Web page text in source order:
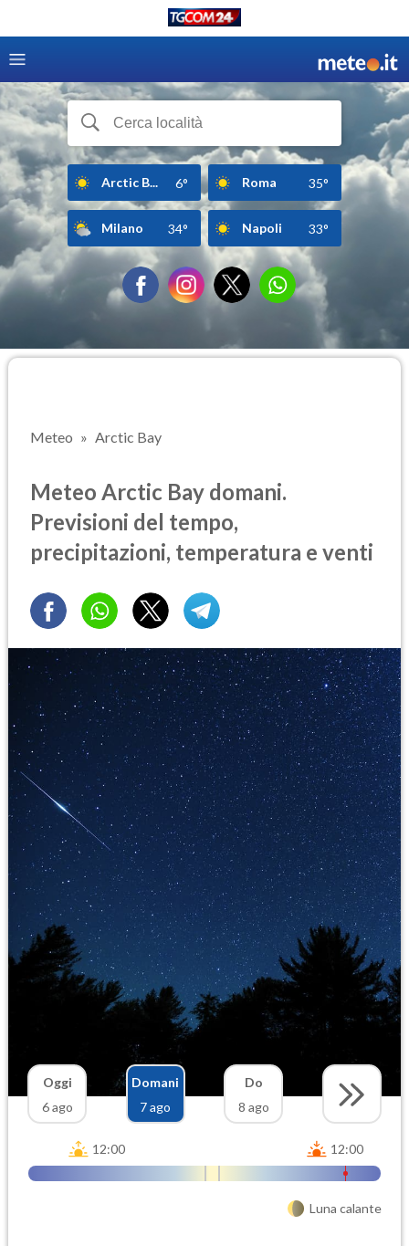
Arctic B... 6° Roma 35°
Milano 34° Napoli 33°
Meteo Arctic Bay
Meteo Arctic Bay domani.
Previsioni del tempo,
precipitazioni, temperatura e venti
Oggi
6 ago
Domani
7 ago
Do
8 ago
12:00 12:00
Luna calante